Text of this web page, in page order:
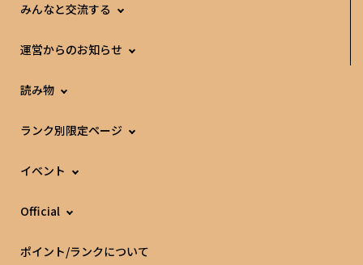
みんなと交流する
運営からのお知らせ
読み物
ランク別限定ページ
イベント
Official
ポイント/ランクについて